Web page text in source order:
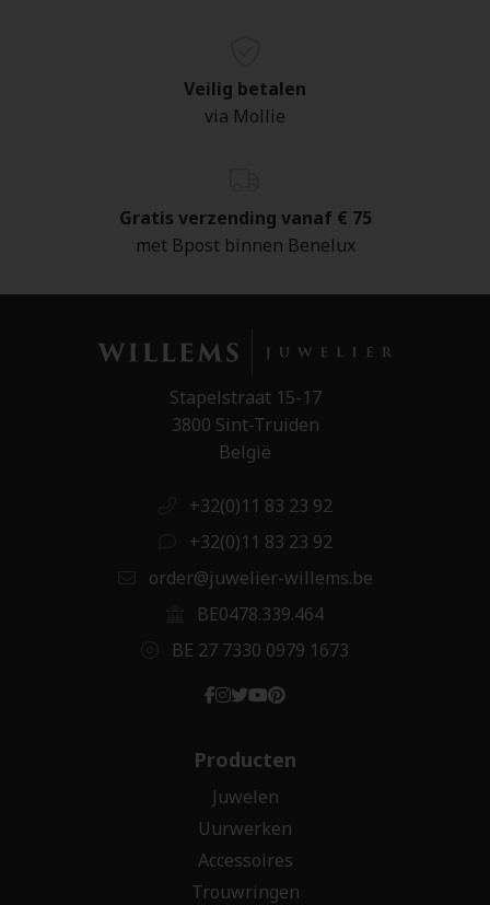
Veilig betalen
via Mollie
Gratis verzending vanaf € 75
met Bpost binnen Benelux
Stapelstraat 15-17
3800 Sint-Truiden
België
+32(0)11 83 23 92
+32(0)11 83 23 92
order@juwelier-willems.be
BE0478.339.464
BE 27 7330 0979 1673
Producten
Juwelen
Uurwerken
Accessoires
Trouwringen